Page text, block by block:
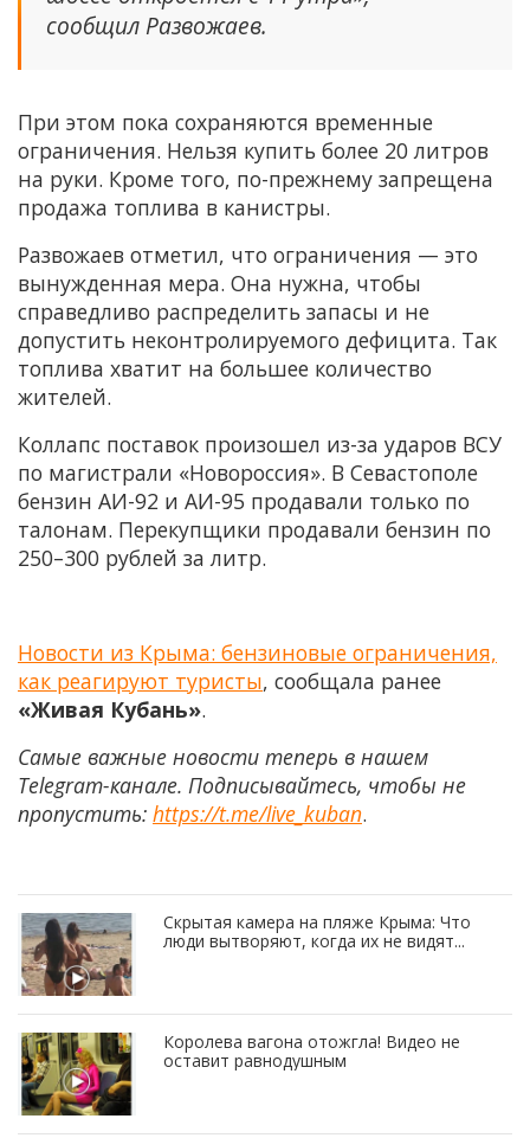
сообщил Развожаев.
При этом пока сохраняются временные
ограничения. Нельзя купить более 20 литров
на руки. Кроме того, по-прежнему запрещена
продажа топлива в канистры.
Развожаев отметил, что ограничения — это
вынужденная мера. Она нужна, чтобы
справедливо распределить запасы и не
допустить неконтролируемого дефицита. Так
топлива хватит на большее количество
жителей.
Коллапс поставок произошел из-за ударов ВСУ
по магистрали «Новороссия». В Севастополе
бензин АИ-92 и АИ-95 продавали только по
талонам. Перекупщики продавали бензин по
250–300 рублей за литр.
Новости из Крыма: бензиновые ограничения,
как реагируют туристы, сообщала ранее
«Живая Кубань».
Самые важные новости теперь в нашем
Telegram-канале. Подписывайтесь, чтобы не
пропустить: https://t.me/live_kuban.
Скрытая камера на пляже Крыма: Что
люди вытворяют, когда их не видят...
Королева вагона отожгла! Видео не
оставит равнодушным